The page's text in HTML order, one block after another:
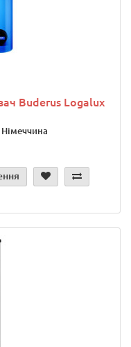
Buderus Logalux
Німеччина